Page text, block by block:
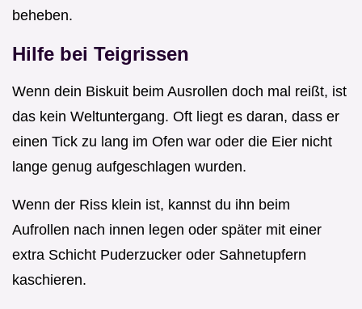
beheben.
Hilfe bei Teigrissen
Wenn dein Biskuit beim Ausrollen doch mal reißt, ist
das kein Weltuntergang. Oft liegt es daran, dass er
einen Tick zu lang im Ofen war oder die Eier nicht
lange genug aufgeschlagen wurden.
Wenn der Riss klein ist, kannst du ihn beim
Aufrollen nach innen legen oder später mit einer
extra Schicht Puderzucker oder Sahnetupfern
kaschieren.